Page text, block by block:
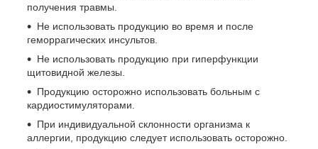
получения травмы.
Не использовать продукцию во время и после
геморрагических инсультов.
Не использовать продукцию при гиперфункции
щитовидной железы.
Продукцию осторожно использовать больным с
кардиостимуляторами.
При индивидуальной склонности организма к
аллергии, продукцию следует использовать осторожно.